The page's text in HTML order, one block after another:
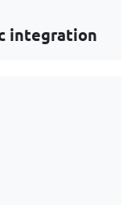
integration